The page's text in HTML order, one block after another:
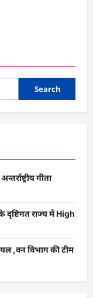
Search
गीता
राज्य में High
,वन विभाग की टीम